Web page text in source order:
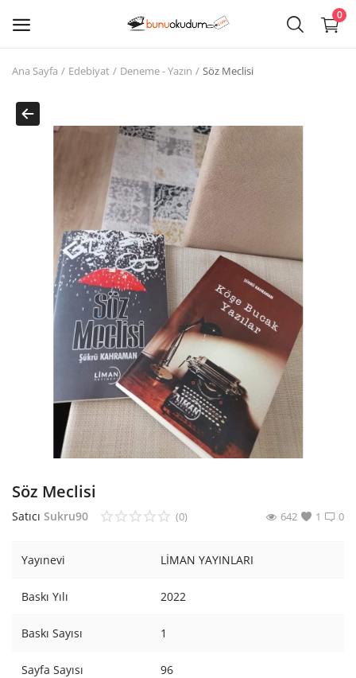
0
Sat
Ders - Sınav Kitapları
Çocuk Kitapları
Araştırma - Tarih
Din Tasavvuf
Ana Sayfa Edebiyat Deneme - Yazın Söz Meclisi
Söz Meclisi
Satıcı Sukru90 0
(0) 1
642
Yayınevi LİMAN YAYINLARI
Baskı Yılı 2022
Baskı Sayısı 1
Sayfa Sayısı 96